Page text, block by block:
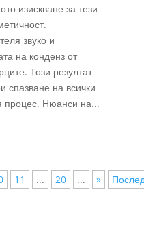
изискване за тези
звуко и
на конденз от
Този резултат
спазване на всички
процес. Нюанси на...
11 ... 20 ... »